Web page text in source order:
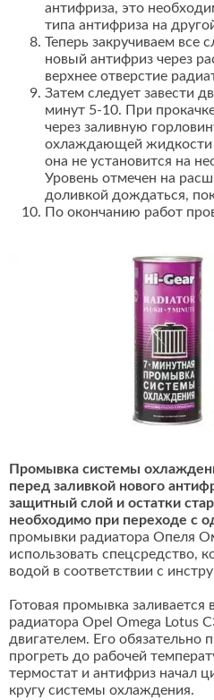
антифриза, это
типа антифриза на
Теперь закручиваем все
новый антифриз через
верхнее отверстие
Затем следует завести
минут 5-10. При
через заливную
охлаждающей жидкости
она не установится на
Уровень отмечен на
доливкой дождаться,
По окончанию работ
Промывка системы
перед заливкой нового
защитный слой и остатки
необходимо при переходе с
промывки радиатора Опеля
использовать спецсредство,
водой в соответствии с
Готовая промывка
радиатора Opel Omega Lotus
двигателем. Его обязательно
прогреть до рабочей
термостат и антифриз начал
кругу системы охлаждения.